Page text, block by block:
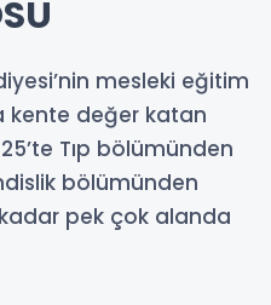
mesleki eğitim
kente değer katan
Tıp bölümünden
bölümünden
pek çok alanda